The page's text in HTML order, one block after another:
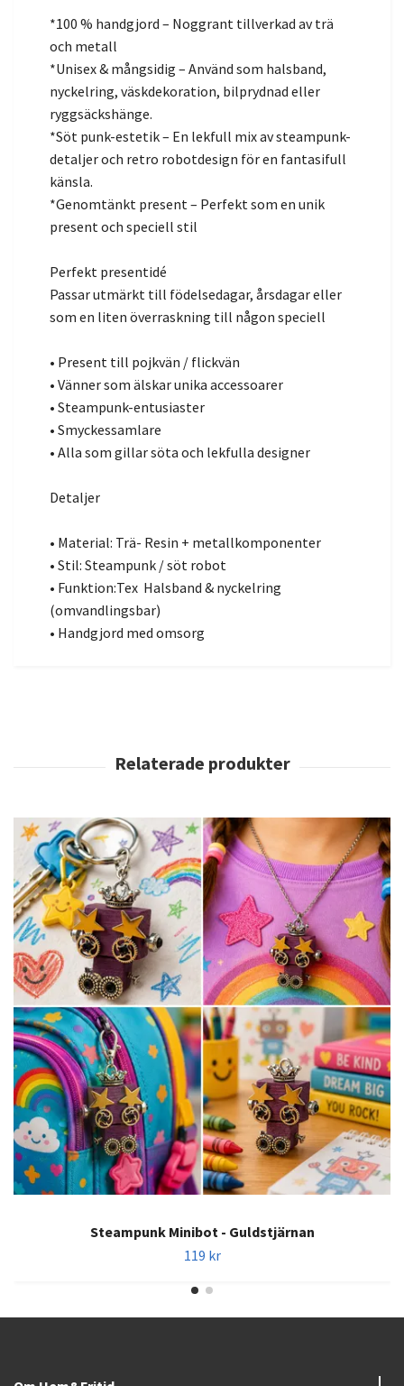
*100 % handgjord – Noggrant tillverkad av trä
och metall
*Unisex & mångsidig – Använd som halsband,
nyckelring, väskdekoration, bilprydnad eller
ryggsäckshänge.
*Söt punk-estetik – En lekfull mix av steampunk-
detaljer och retro robotdesign för en fantasifull
känsla.
*Genomtänkt present – Perfekt som en unik
present och speciell stil
Perfekt presentidé
Passar utmärkt till födelsedagar, årsdagar eller
som en liten överraskning till någon speciell
• Present till pojkvän / flickvän
• Vänner som älskar unika accessoarer
• Steampunk-entusiaster
• Smyckessamlare
• Alla som gillar söta och lekfulla designer
Detaljer
• Material: Trä- Resin + metallkomponenter
• Stil: Steampunk / söt robot
• Funktion:Tex Halsband & nyckelring
(omvandlingsbar)
• Handgjord med omsorg
Steampunk Minibot - Guldstjärnan
119 kr